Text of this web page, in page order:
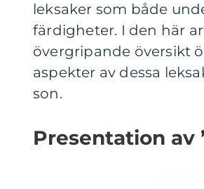
leksaker som både
färdigheter. I den här
övergripande översikt
aspekter av dessa
son.
Presentation av